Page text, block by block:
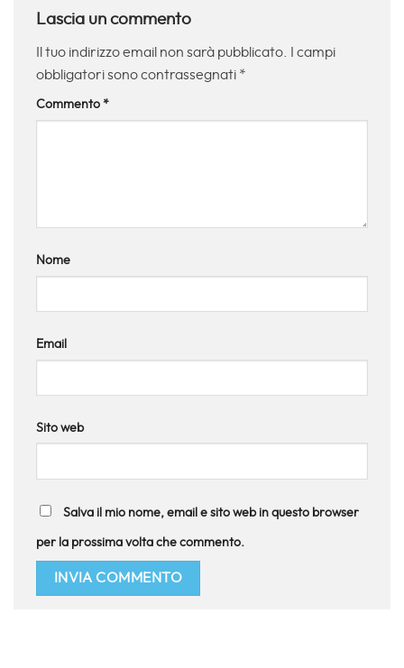
Lascia un commento
Il tuo indirizzo email non sarà pubblicato.
I campi
obbligatori sono contrassegnati *
Commento *
Nome
Email
Sito web
Salva il mio nome, email e sito web in questo browser
per la prossima volta che commento.